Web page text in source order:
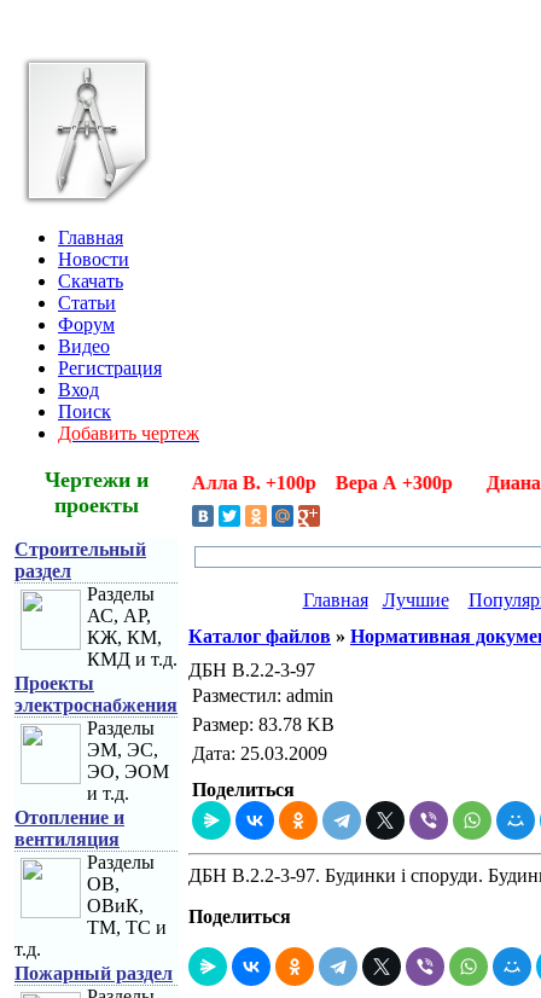
Главная
Новости
Скачать
Статьи
Форум
Видео
Регистрация
Вход
Поиск
Добавить чертеж
Чертежи и
проекты
Строительный
раздел
Разделы
АС, АР,
КЖ, КМ,
КМД и т.д.
Проекты
электроснабжения
Разделы
ЭМ, ЭС,
ЭО, ЭОМ
и т.д.
Отопление и
вентиляция
Разделы
ОВ,
ОВиК,
ТМ, ТС и
т.д.
Пожарный раздел
благодарности Алла В. +100р Вера А +300р
Главная Лучшие
Каталог файлов » Нормативная
ДБН В.2.2-3-97
Разместил: admin
Размер: 83.78 KB
Дата: 25.03.2009
Поделиться
ДБН В.2.2-3-97. Будинки і споруди.
Поделиться